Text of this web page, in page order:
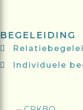
BEGELEIDING
Individuele